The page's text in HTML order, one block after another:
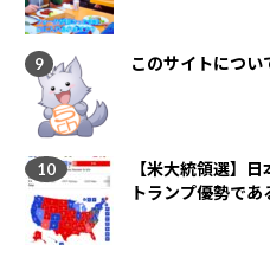
このサイトについ
【米大統領選】
トランプ優勢で